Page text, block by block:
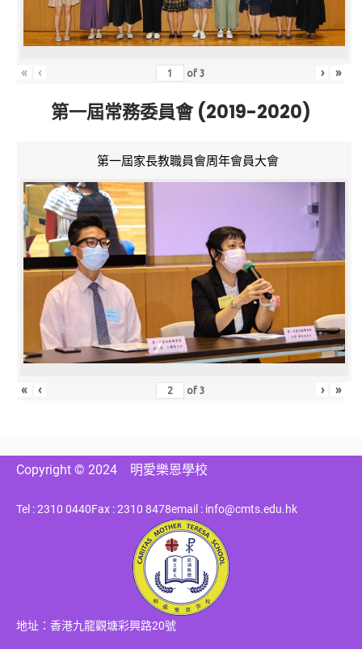
« ‹ of3 › »
第一屆常務委員會 (2019-2020)
第一屆家長教職員會周年會員大會
« ‹ of3 › »
Copyright © 2024 明愛樂恩學校
Tel : 2310 0440Fax : 2310 8478email : info@cmts.edu.hk
地址：香港九龍觀塘彩興路20號